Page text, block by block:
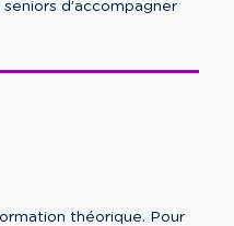
d’accompagner
théorique. Pour